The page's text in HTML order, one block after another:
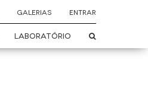
GALERIAS ENTRAR
LABORATÓRIO